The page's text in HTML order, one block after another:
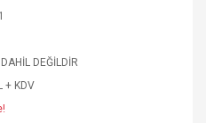
DEĞİLDİR
+ KDV